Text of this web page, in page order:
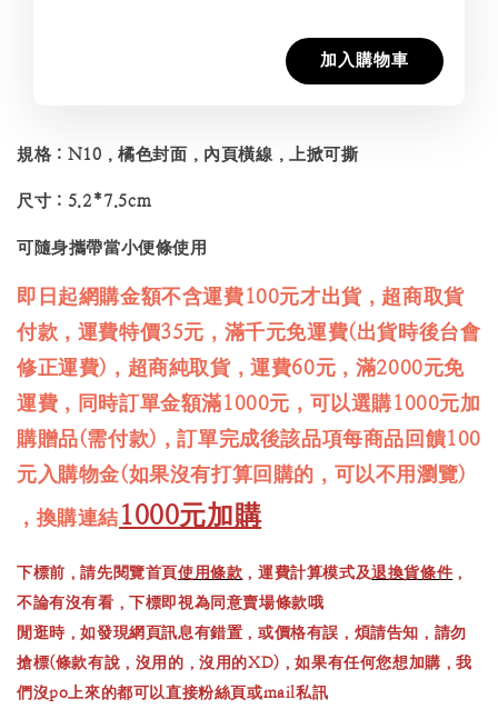
加入購物車
規格：N10，橘色封面，內頁橫線，上掀可撕
尺寸：5.2*7.5cm
可隨身攜帶當小便條使用
即日起網購金額不含運費100元才出貨，超商取貨
付款，運費特價35元，滿千元免運費(出貨時後台會
修正運費)，超商純取貨，運費60元，滿2000元免
運費，同時訂單金額滿1000元，可以選購1000元加
購贈品(需付款)，訂單完成後該品項每商品回饋100
元入購物金(如果沒有打算回購的，可以不用瀏覽)
，換購連結1000元加購
下標前，請先閱覽首頁使用條款 ，運費計算模式及退換貨條件 ，
不論有沒有看，下標即視為同意賣場條款哦
閒逛時，如發現網頁訊息有錯置，或價格有誤，煩請告知，請勿
搶標(條款有說，沒用的，沒用的XD)，如果有任何您想加購，我
們沒po上來的都可以直接粉絲頁或mail私訊